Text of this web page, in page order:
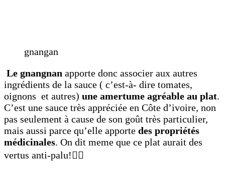
gnangan
Le gnangnan apporte donc associer aux autres
ingrédients de la sauce ( c’est-à- dire tomates,
oignons et autres) une amertume agréable au plat.
C’est une sauce très appréciée en Côte d’ivoire, non
pas seulement à cause de son goût très particulier,
mais aussi parce qu’elle apporte des propriétés
médicinales. On dit meme que ce plat aurait des
vertus anti-palu!☝🏿